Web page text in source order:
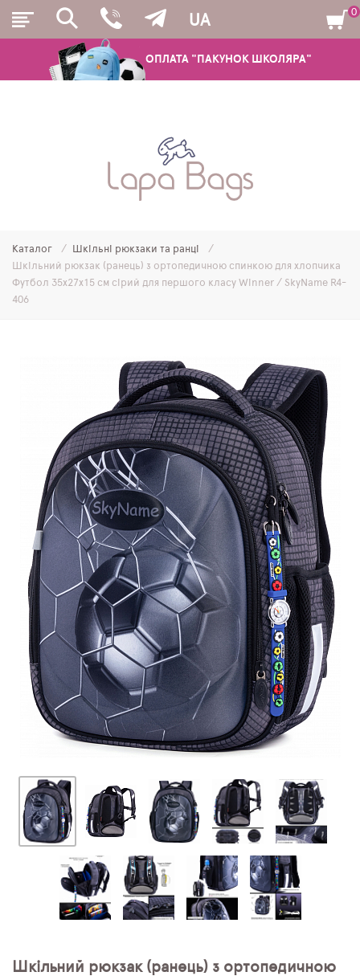
ОПЛАТА "ПАКУНОК ШКОЛЯРА"
UA
ШКІЛЬНІ РЮКЗАКИ ТА РАНЦІ
МОЛОДІЖНІ РЮКЗАКИ
ПЕНАЛИ
ПЛЯШКИ ДЛЯ ВОДИ
SCHOOL STANDARD
SKYNAME
РОЗПРОДАЖ
0
Каталог
Шкільні рюкзаки та ранці
Шкільний рюкзак (ранець) з ортопедичною спинкою для хлопчика
Футбол 35х27х15 см сірий для першого класу Winner / SkyName R4-
406
Шкільний рюкзак (ранець) з ортопедичною